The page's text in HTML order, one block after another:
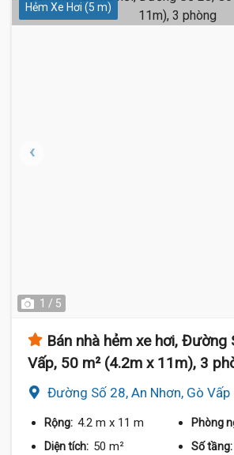
Hẻm Xe Hơi (5 m)
1 / 5
Bán nhà hẻm xe hơi, Đường
Vấp, 50 m² (4.2m x 11m), 3
Đường Số 28, An Nhơn, Gò Vấp
Rộng: 4.2 m x 11 m Phòng
Diện tích: 50 m² Số tầng: